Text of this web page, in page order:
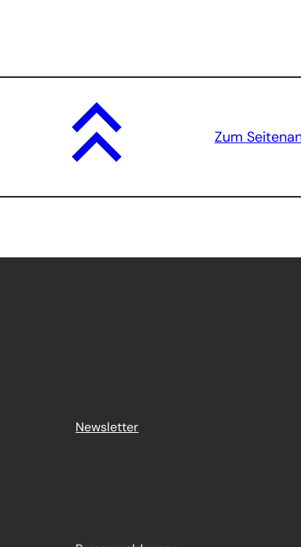
Zum
Newsletter